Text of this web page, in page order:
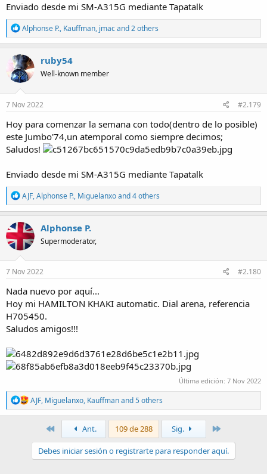
Enviado desde mi SM-A315G mediante Tapatalk
R
e
a
c
t
i
o
n
s
Alphonse P., Kauffman, jmacand 2 others
ruby54
Well-known member
7 Nov 2022 #2.179
Hoy para comenzar la semana con todo(dentro de lo posible)
este Jumbo'74,un atemporal como siempre decimos;
Saludos!
Enviado desde mi SM-A315G mediante Tapatalk
R
e
a
c
t
i
o
n
s
AJF,Alphonse P., Miguelanxoand 4 others
Alphonse P.
Supermoderator,
7 Nov 2022 #2.180
Nada nuevo por aquí...
Hoy mi HAMILTON KHAKI automatic. Dial arena, referencia
H705450.
Saludos amigos!!!
Última edición: 7 Nov 2022
R
e
a
o
AJF, Miguelanxo, Kauffmanand 5 others
PrimeroAnt. 109 de 288 Sig.
Debes iniciar sesión o registrarte para responder aquí.